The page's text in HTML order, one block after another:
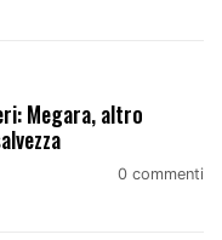
Megara, altro
0 commenti